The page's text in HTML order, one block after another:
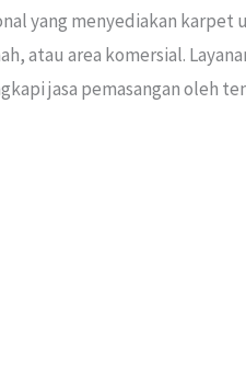
yang menyediakan
atau area komersial.
jasa pemasangan oleh